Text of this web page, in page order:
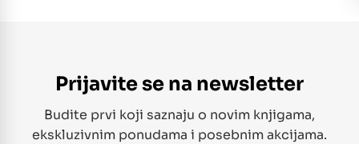
Prijavite se na newsletter
Budite prvi koji saznaju o novim knjigama,
ekskluzivnim ponudama i posebnim akcijama.